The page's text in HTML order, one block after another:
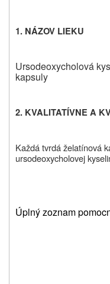
1. NÁZOV LIEKU
Ursodeoxycholová
kapsuly
2. KVALITATÍVNE A
Každá tvrdá želatínová
ursodeoxycholovej
Úplný zoznam